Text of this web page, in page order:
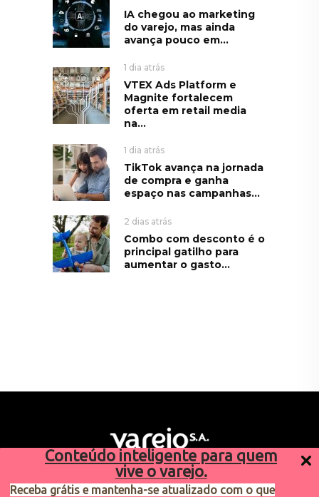
Conteúdo inteligente para quem
vive o varejo.
Receba grátis e mantenha-se atualizado com o que
IA chegou ao marketing
do varejo, mas ainda
avança pouco em...
1 dia atrás
VTEX Ads Platform e
Magnite fortalecem
oferta em retail media
na...
1 dia atrás
TikTok avança na jornada
de compra e ganha
espaço nas campanhas...
2 dias atrás
Combo com desconto é o
principal gatilho para
aumentar o gasto...